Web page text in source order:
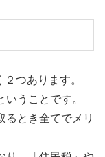
つあります。
うことです。
るとき全てでメリ